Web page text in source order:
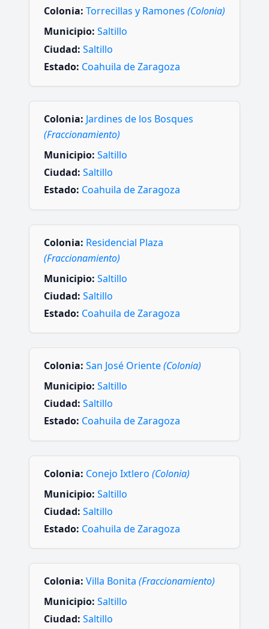
Colonia: Torrecillas y Ramones (Colonia)
Municipio: Saltillo
Ciudad: Saltillo
Estado: Coahuila de Zaragoza
Colonia: Jardines de los Bosques
(Fraccionamiento)
Municipio: Saltillo
Ciudad: Saltillo
Estado: Coahuila de Zaragoza
Colonia: Residencial Plaza
(Fraccionamiento)
Municipio: Saltillo
Ciudad: Saltillo
Estado: Coahuila de Zaragoza
Colonia: San José Oriente(Colonia)
Municipio: Saltillo
Ciudad: Saltillo
Estado: Coahuila de Zaragoza
Colonia: Conejo Ixtlero (Colonia)
Municipio: Saltillo
Ciudad: Saltillo
Estado: Coahuila de Zaragoza
Colonia: Villa Bonita (Fraccionamiento)
Municipio: Saltillo
Ciudad: Saltillo